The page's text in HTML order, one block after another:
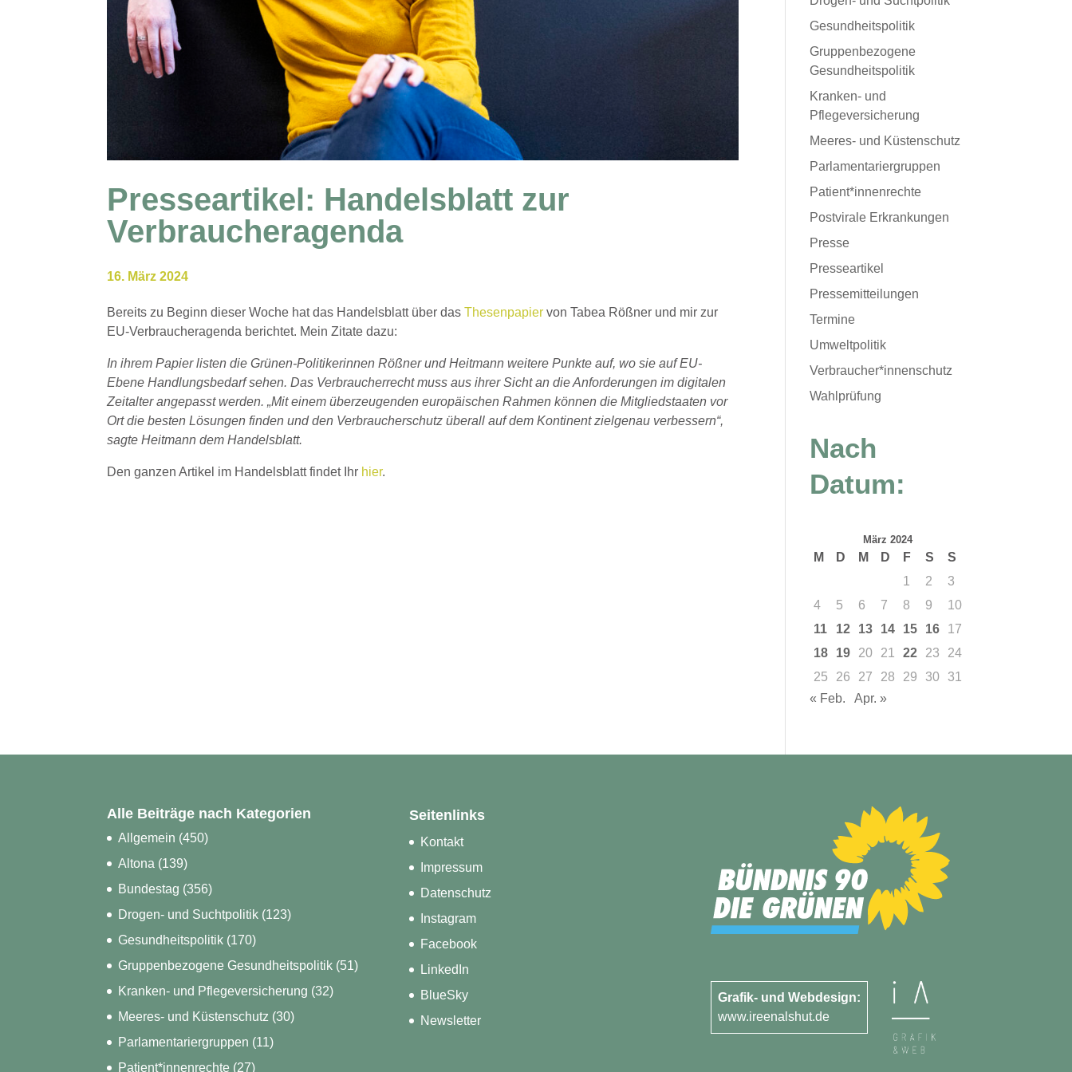
Presseartikel: Handelsblatt zur
Verbraucheragenda
16. März 2024
Bereits zu Beginn dieser Woche hat das Handelsblatt über dasThesenpapier von Tabea Rößner und mir zur
EU-Verbraucheragenda berichtet. Mein Zitate dazu:
In ihrem Papier listen die Grünen-Politikerinnen Rößner und Heitmann weitere Punkte auf, wo sie auf EU-
Ebene Handlungsbedarf sehen. Das Verbraucherrecht muss aus ihrer Sicht an die Anforderungen im digitalen
Zeitalter angepasst werden. „Mit einem überzeugenden europäischen Rahmen können die Mitgliedstaaten vor
Ort die besten Lösungen finden und den Verbraucherschutz überall auf dem Kontinent zielgenau verbessern“,
sagte Heitmann dem Handelsblatt.
Den ganzen Artikel im Handelsblatt findet Ihr hier.
Gesundheitspolitik
Gruppenbezogene
Gesundheitspolitik
Kranken- und
Pflegeversicherung
Meeres- und Küstenschutz
Parlamentariergruppen
Patient*innenrechte
Postvirale Erkrankungen
Presse
Presseartikel
Pressemitteilungen
Termine
Umweltpolitik
Verbraucher*innenschutz
Wahlprüfung
Nach
Datum:
März 2024
M D M D F S
S
1
2
3
4
5 6 7 8 9
10
11
12 13 14 15 16
17
18
19 20 21 22 23
24
25
26 27 28 29 30
31
« Feb.
Apr. »
Alle Beiträge nach Kategorien
Allgemein (450)
Altona (139)
Bundestag (356)
Drogen- und Suchtpolitik (123)
Gesundheitspolitik (170)
Gruppenbezogene Gesundheitspolitik (51)
Kranken- und Pflegeversicherung (32)
Meeres- und Küstenschutz (30)
Parlamentariergruppen (11)
Patient*innenrechte (27)
Seitenlinks
Kontakt
Impressum
Datenschutz
Instagram
Facebook
LinkedIn
BlueSky
Newsletter
Grafik- und Webdesign:
www.ireenalshut.de